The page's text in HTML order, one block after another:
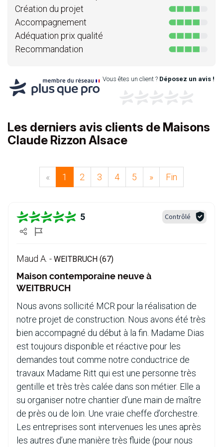
Création du projet
Accompagnement
Adéquation prix qualité
Recommandation
Vous êtes un client ? Déposez un avis !
Les derniers avis clients de Maisons
Claude Rizzon Alsace
« 1 2 3 4 5 » Fin
5 Contrôlé
Maud A. - WEITBRUCH (67)
Maison contemporaine neuve à
WEITBRUCH
Nous avons sollicité MCR pour la réalisation de
notre projet de construction. Nous avons été très
bien accompagné du début à la fin. Madame Dias
est toujours disponible et réactive pour les
demandes tout comme notre conductrice de
travaux Madame Ritt qui est une personne très
gentille et très très calée dans son métier. Elle a
su organiser notre chantier d’une main de maître
de près ou de loin. Une vraie cheffe d’orchestre.
Les entreprises sont intervenues les unes après
les autres d’une manière très fluide (pour nous